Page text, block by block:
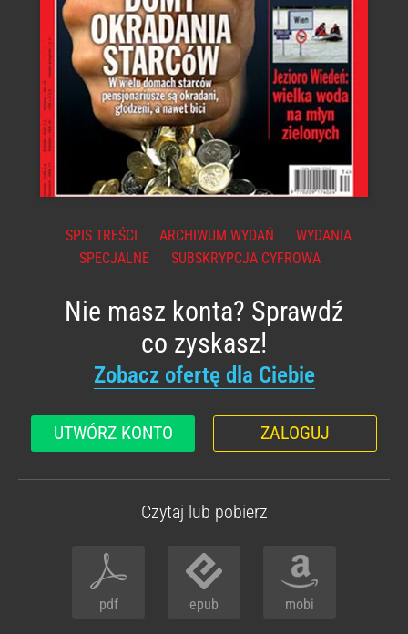
SPIS TREŚCI ARCHIWUM WYDAŃ
WYDANIA
SPECJALNE
SUBSKRYPCJA CYFROWA
Nie masz konta? Sprawdź
co zyskasz!
Zobacz ofertę dla Ciebie
UTWÓRZ KONTO ZALOGUJ
Czytaj lub pobierz
pdf epub mobi